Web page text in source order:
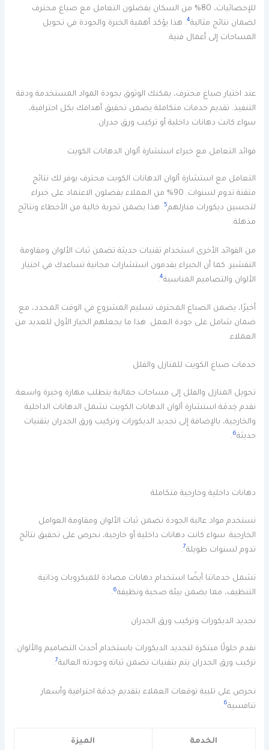
للإحصائيات، 80% من السكان يفضلون التعامل مع صباغ محترف
لضمان نتائج مثالية4. هذا يؤكد أهمية الخبرة والجودة في تحويل
المساحات إلى أعمال فنية.
عند اختيار صباغ محترف، يمكنك الوثوق بجودة المواد المستخدمة ودقة
التنفيذ. تقديم خدمات متكاملة يضمن تحقيق أهدافك بكل احترافية،
سواء كانت دهانات داخلية أو تركيب ورق جدران.
فوائد التعامل مع خبراء استشارة ألوان الدهانات الكويت
التعامل مع استشارة ألوان الدهانات الكويت محترف يوفر لك نتائج
متقنة تدوم لسنوات. 90% من العملاء يفضلون الاعتماد على خبراء
لتحسين ديكورات منازلهم5. هذا يضمن تجربة خالية من الأخطاء ونتائج
مذهلة.
من الفوائد الأخرى استخدام تقنيات حديثة تضمن ثبات الألوان ومقاومة
التقشير. كما أن الخبراء يقدمون استشارات مجانية تساعدك في اختيار
الألوان والتصاميم المناسبة4
.
أخيرًا، يضمن الصباغ المحترف تسليم المشروع في الوقت المحدد، مع
ضمان شامل على جودة العمل. هذا ما يجعلهم الخيار الأول للعديد من
العملاء.
خدمات صباغ الكويت للمنازل والفلل
تحويل المنازل والفلل إلى مساحات جمالية يتطلب مهارة وخبرة واسعة.
نقدم خِدمَة استشارة ألوان الدهانات الكويت تشمل الدهانات الداخلية
والخارجية، بالإضافة إلى تجديد الديكورات وتركيب ورق الجدران بتقنيات
حديثة6
.
دهانات داخلية وخارجية متكاملة
نستخدم مواد عالية الجودة تضمن ثبات الألوان ومقاومة العوامل
الخارجية. سواء كانت دهانات داخلية أو خارجية، نحرص على تحقيق نتائج
تدوم لسنوات طويلة7
.
تشمل خدماتنا أيضًا استخدام دهانات مضادة للميكروبات وذاتية
التنظيف، مما يضمن بيئة صحية ونظيفة6
.
تجديد الديكورات وتركيب ورق الجدران
نقدم حلولًا مبتكرة لتجديد الديكورات باستخدام أحدث التصاميم والألوان.
تركيب ورق الجدران يتم بتقنيات تضمن ثباته وجودته العالية7
.
نحرص على تلبية توقعات العملاء بتقديم خِدمَة احترافية وأسعار
تنافسية6
.
الخدمة الميزة